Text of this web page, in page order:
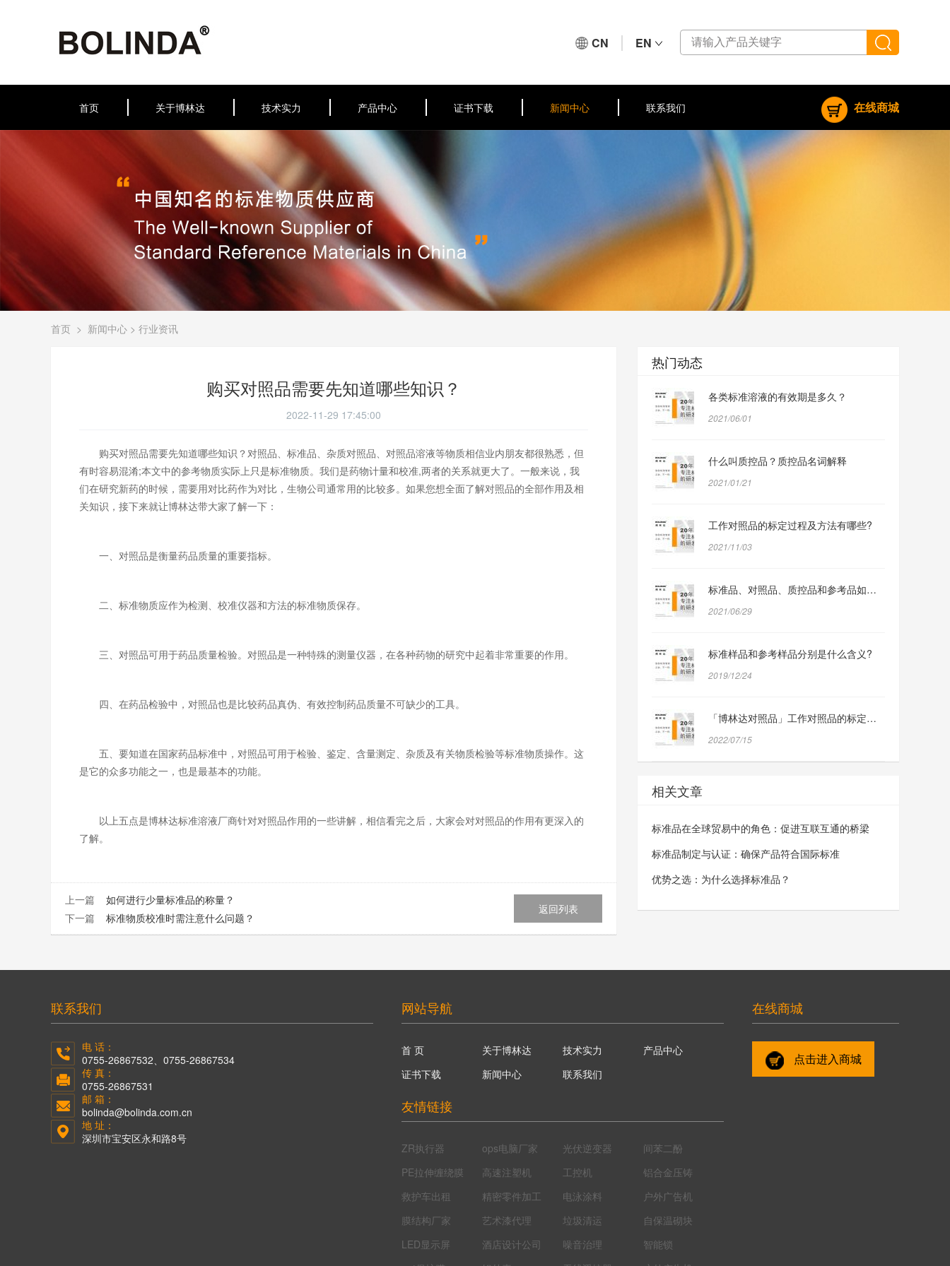
CN EN
首页 关于博林达 技术实力 产品中心 证书下载 新闻中心 联系我们 在线商城
首页 > 新闻中心 > 行业资讯
购买对照品需要先知道哪些知识？
2022-11-29 17:45:00
购买对照品需要先知道哪些知识？对照品、标准品、杂质对照品、对照品溶液等物质相信业内朋友都很熟悉，但
有时容易混淆;本文中的参考物质实际上只是标准物质。我们是药物计量和校准,两者的关系就更大了。一般来说，我
们在研究新药的时候，需要用对比药作为对比，生物公司通常用的比较多。如果您想全面了解对照品的全部作用及相
关知识，接下来就让博林达带大家了解一下：
一、对照品是衡量药品质量的重要指标。
二、标准物质应作为检测、校准仪器和方法的标准物质保存。
三、对照品可用于药品质量检验。对照品是一种特殊的测量仪器，在各种药物的研究中起着非常重要的作用。
四、在药品检验中，对照品也是比较药品真伪、有效控制药品质量不可缺少的工具。
五、要知道在国家药品标准中，对照品可用于检验、鉴定、含量测定、杂质及有关物质检验等标准物质操作。这
是它的众多功能之一，也是最基本的功能。
以上五点是博林达标准溶液厂商针对对照品作用的一些讲解，相信看完之后，大家会对对照品的作用有更深入的
了解。
返回列表
上一篇 如何进行少量标准品的称量？
下一篇 标准物质校准时需注意什么问题？
热门动态
各类标准溶液的有效期是多久？
2021/06/01
什么叫质控品？质控品名词解释
2021/01/21
工作对照品的标定过程及方法有哪些?
2021/11/03
标准品、对照品、质控品和参考品如何定义？
2021/06/29
标准样品和参考样品分别是什么含义?
2019/12/24
「博林达对照品」工作对照品的标定过程与方法分享
2022/07/15
相关文章
标准品在全球贸易中的角色：促进互联互通的桥梁
标准品制定与认证：确保产品符合国际标准
优势之选：为什么选择标准品？
联系我们
电 话：
0755-26867532、0755-26867534
传 真：
0755-26867531
邮 箱：
bolinda@bolinda.com.cn
地 址：
深圳市宝安区永和路8号
网站导航
首 页 关于博林达 技术实力
产品中心
证书下载
新闻中心 联系我们
友情链接
ZR执行器 ops电脑厂家 光伏逆变器
间苯二酚
PE拉伸缠绕膜
高速注塑机 工控机
铝合金压铸
救护车出租
精密零件加工 电泳涂料
户外广告机
膜结构厂家
艺术漆代理 垃圾清运
自保温砌块
LED显示屏
酒店设计公司 噪音治理
智能锁
在线商城
点击进入商城